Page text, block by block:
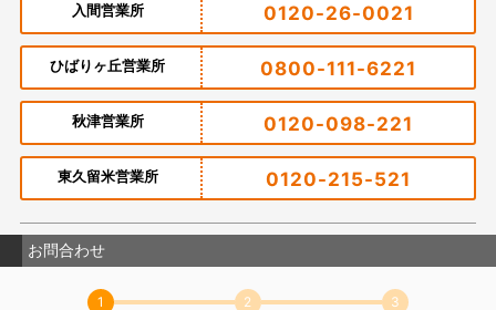
入間営業所 0120-26-0021
ひばりヶ丘営業所 0800-111-6221
秋津営業所 0120-098-221
東久留米営業所 0120-215-521
お問合わせ
1
2
3